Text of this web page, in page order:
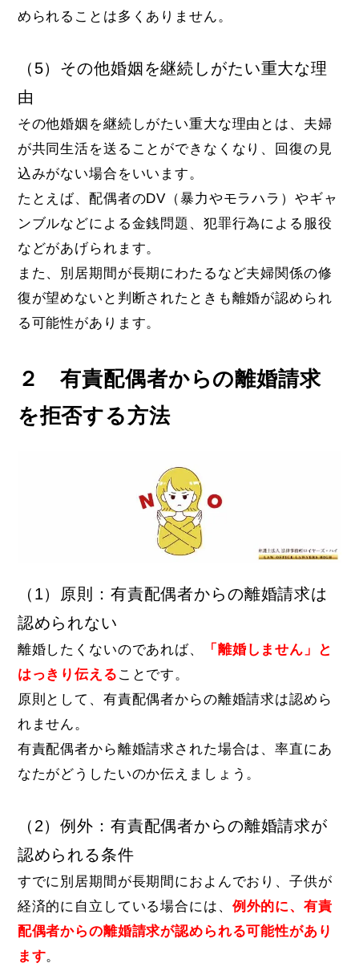
められることは多くありません。
（5）その他婚姻を継続しがたい重大な理
由
その他婚姻を継続しがたい重大な理由とは、夫婦
が共同生活を送ることができなくなり、回復の見
込みがない場合をいいます。
たとえば、配偶者のDV（暴力やモラハラ）やギャ
ンブルなどによる金銭問題、犯罪行為による服役
などがあげられます。
また、別居期間が長期にわたるなど夫婦関係の修
復が望めないと判断されたときも離婚が認められ
る可能性があります。
２ 有責配偶者からの離婚請求
を拒否する方法
（1）原則：有責配偶者からの離婚請求は
認められない
離婚したくないのであれば、
「離婚しません」と
はっきり伝える ことです。
原則として、有責配偶者からの離婚請求は認めら
れません。
有責配偶者から離婚請求された場合は、率直にあ
なたがどうしたいのか伝えましょう。
（2）例外：有責配偶者からの離婚請求が
認められる条件
すでに別居期間が長期間におよんでおり、子供が
経済的に自立している場合には、 例外的に、有責
配偶者からの離婚請求が認められる可能性があり
ます。